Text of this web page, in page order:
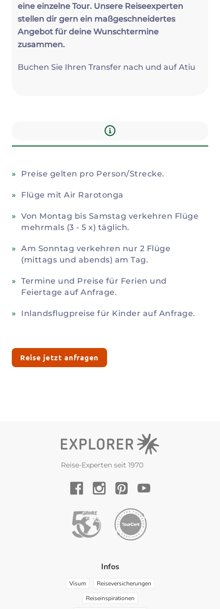
eine einzelne Tour. Unsere Reiseexperten
stellen dir gern ein maßgeschneidertes
Angebot für deine Wunschtermine
zusammen.
Buchen Sie Ihren Transfer nach und auf Atiu
Preise gelten pro Person/Strecke.
Flüge mit Air Rarotonga
Von Montag bis Samstag verkehren Flüge
mehrmals (3 - 5 x) täglich.
Am Sonntag verkehren nur 2 Flüge
(mittags und abends) am Tag.
Termine und Preise für Ferien und
Feiertage auf Anfrage.
Inlandsflugpreise für Kinder auf Anfrage.
Reise jetzt anfragen
Reise-Experten seit 1970
Infos
Visum
Reiseversicherungen
Reiseinspirationen